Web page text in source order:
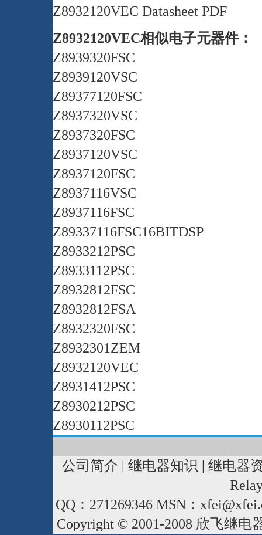
Z8932120VEC Datasheet PDF
Z8932120VEC相似电子元器件：
Z8939320FSC
Z8939120VSC
Z89377120FSC
Z8937320VSC
Z8937320FSC
Z8937120VSC
Z8937120FSC
Z8937116VSC
Z8937116FSC
Z89337116FSC16BITDSP
Z8933212PSC
Z8933112PSC
Z8932812FSC
Z8932812FSA
Z8932320FSC
Z8932301ZEM
Z8932120VEC
Z8931412PSC
Z8930212PSC
Z8930112PSC
公司简介 | 继电器知识 | 继电器
QQ：271269346 MSN：
Copyright © 2001-2008 欣飞继电